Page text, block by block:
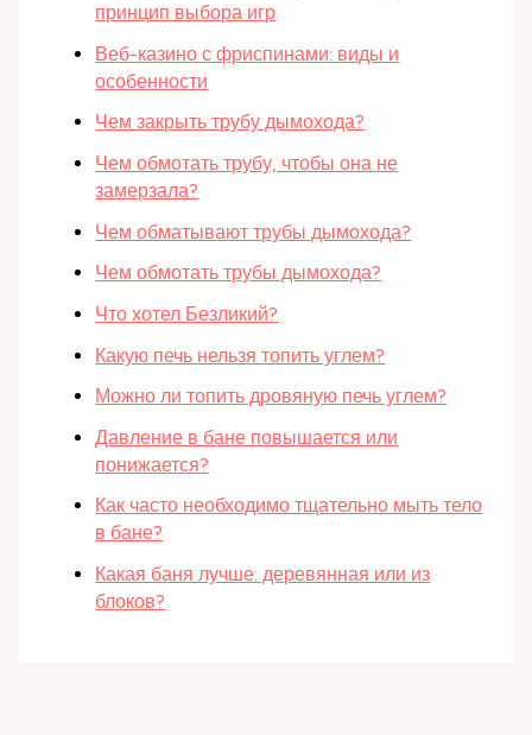
принцип выбора игр
Веб-казино с фриспинами: виды и
особенности
Чем закрыть трубу дымохода?
Чем обмотать трубу, чтобы она не
замерзала?
Чем обматывают трубы дымохода?
Чем обмотать трубы дымохода?
Что хотел Безликий?
Какую печь нельзя топить углем?
Можно ли топить дровяную печь углем?
Давление в бане повышается или
понижается?
Как часто необходимо тщательно мыть тело
в бане?
Какая баня лучше: деревянная или из
блоков?